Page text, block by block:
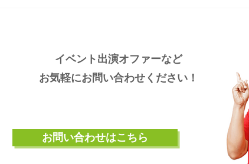
イベント出演オファーなど
お気軽にお問い合わせください！
お問い合わせはこちら